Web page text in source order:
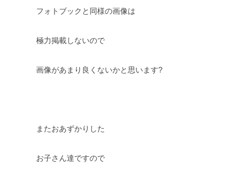
フォトブックと同様の画像は
極力掲載しないので
画像があまり良くないかと思います?
またおあずかりした
お子さん達ですので